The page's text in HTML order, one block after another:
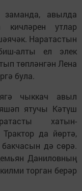
заманда, авылда
кичләрен утлар
Наратастын
алты ел элек
төпләнгән Лена
була.
чыккач авыл
ятучы Кәтүш
хатын-
да йөртә,
бакчасын дә сөрә.
Даниловның
торган берәр